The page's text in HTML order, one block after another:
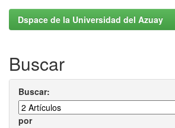
Dspace de la Universidad del Azuay
Buscar
Buscar:
por